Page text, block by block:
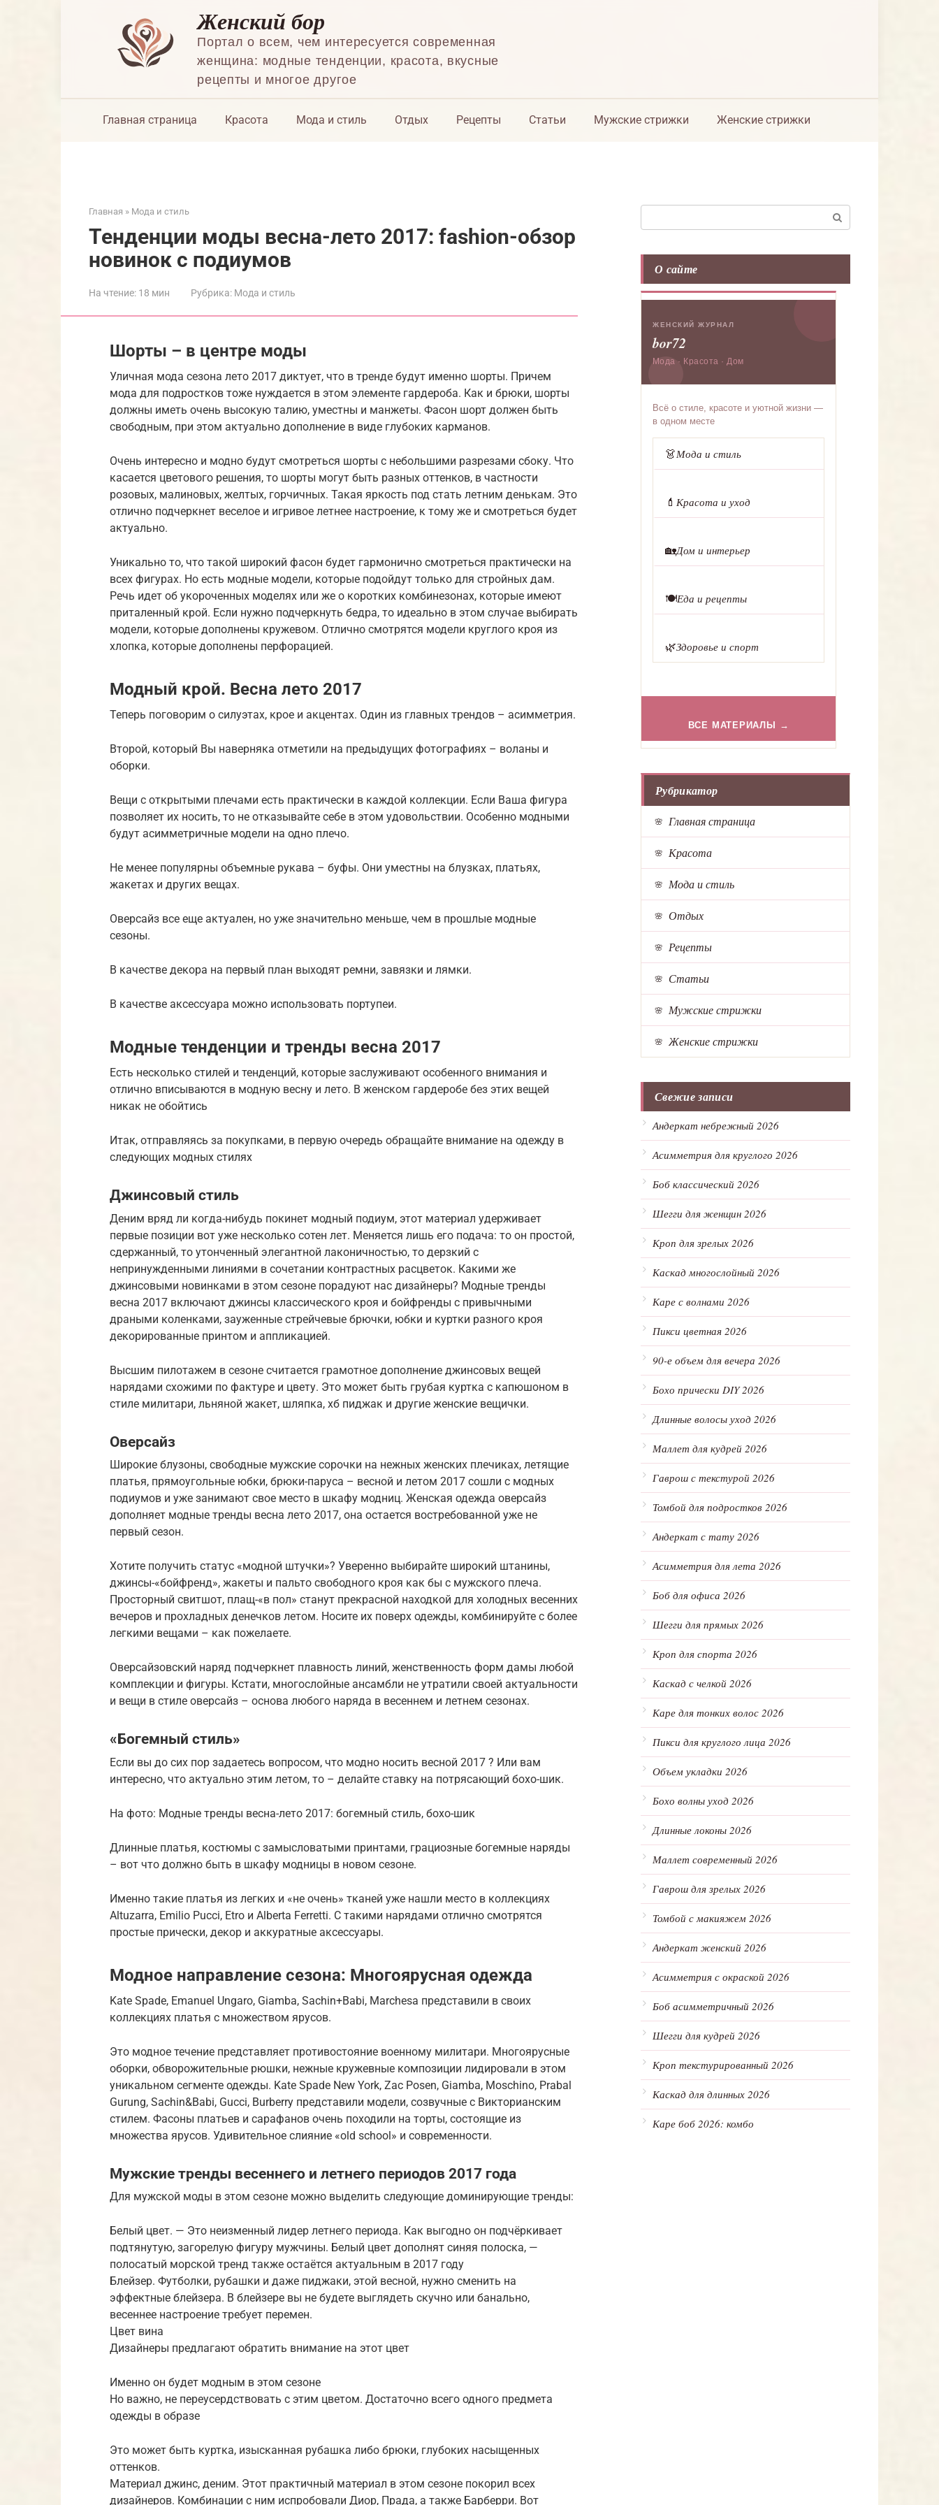
Женский бор
Портал о всем, чем интересуется современная
женщина: модные тенденции, красота, вкусные
рецепты и многое другое
Главная страница Красота Мода и стиль Отдых Рецепты Статьи Мужские стрижки Женские стрижки
Главная » Мода и стиль
Тенденции моды весна-лето 2017: fashion-обзор
новинок с подиумов
На чтение: 18 мин Рубрика: Мода и стиль
Шорты – в центре моды
Уличная мода сезона лето 2017 диктует, что в тренде будут именно шорты. Причем
мода для подростков тоже нуждается в этом элементе гардероба. Как и брюки, шорты
должны иметь очень высокую талию, уместны и манжеты. Фасон шорт должен быть
свободным, при этом актуально дополнение в виде глубоких карманов.
Очень интересно и модно будут смотреться шорты с небольшими разрезами сбоку. Что
касается цветового решения, то шорты могут быть разных оттенков, в частности
розовых, малиновых, желтых, горчичных. Такая яркость под стать летним денькам. Это
отлично подчеркнет веселое и игривое летнее настроение, к тому же и смотреться будет
актуально.
Уникально то, что такой широкий фасон будет гармонично смотреться практически на
всех фигурах. Но есть модные модели, которые подойдут только для стройных дам.
Речь идет об укороченных моделях или же о коротких комбинезонах, которые имеют
приталенный крой. Если нужно подчеркнуть бедра, то идеально в этом случае выбирать
модели, которые дополнены кружевом. Отлично смотрятся модели круглого кроя из
хлопка, которые дополнены перфорацией.
Модный крой. Весна лето 2017
Теперь поговорим о силуэтах, крое и акцентах. Один из главных трендов – асимметрия.
Второй, который Вы наверняка отметили на предыдущих фотографиях – воланы и
оборки.
Вещи с открытыми плечами есть практически в каждой коллекции. Если Ваша фигура
позволяет их носить, то не отказывайте себе в этом удовольствии. Особенно модными
будут асимметричные модели на одно плечо.
Не менее популярны объемные рукава – буфы. Они уместны на блузках, платьях,
жакетах и других вещах.
Оверсайз все еще актуален, но уже значительно меньше, чем в прошлые модные
сезоны.
В качестве декора на первый план выходят ремни, завязки и лямки.
В качестве аксессуара можно использовать портупеи.
Модные тенденции и тренды весна 2017
Есть несколько стилей и тенденций, которые заслуживают особенного внимания и
отлично вписываются в модную весну и лето. В женском гардеробе без этих вещей
никак не обойтись
Итак, отправляясь за покупками, в первую очередь обращайте внимание на одежду в
следующих модных стилях
Джинсовый стиль
Деним вряд ли когда-нибудь покинет модный подиум, этот материал удерживает
первые позиции вот уже несколько сотен лет. Меняется лишь его подача: то он простой,
сдержанный, то утонченный элегантной лаконичностью, то дерзкий с
непринужденными линиями в сочетании контрастных расцветок. Какими же
джинсовыми новинками в этом сезоне порадуют нас дизайнеры? Модные тренды
весна 2017 включают джинсы классического кроя и бойфренды с привычными
драными коленками, зауженные стрейчевые брючки, юбки и куртки разного кроя
декорированные принтом и аппликацией.
Высшим пилотажем в сезоне считается грамотное дополнение джинсовых вещей
нарядами схожими по фактуре и цвету. Это может быть грубая куртка с капюшоном в
стиле милитари, льняной жакет, шляпка, хб пиджак и другие женские вещички.
Оверсайз
Широкие блузоны, свободные мужские сорочки на нежных женских плечиках, летящие
платья, прямоугольные юбки, брюки-паруса – весной и летом 2017 сошли с модных
подиумов и уже занимают свое место в шкафу модниц. Женская одежда оверсайз
дополняет модные тренды весна лето 2017, она остается востребованной уже не
первый сезон.
Хотите получить статус «модной штучки»? Уверенно выбирайте широкий штанины,
джинсы-«бойфренд», жакеты и пальто свободного кроя как бы с мужского плеча.
Просторный свитшот, плащ-«в пол» станут прекрасной находкой для холодных весенних
вечеров и прохладных денечков летом. Носите их поверх одежды, комбинируйте с более
легкими вещами – как пожелаете.
Оверсайзовский наряд подчеркнет плавность линий, женственность форм дамы любой
комплекции и фигуры. Кстати, многослойные ансамбли не утратили своей актуальности
и вещи в стиле оверсайз – основа любого наряда в весеннем и летнем сезонах.
«Богемный стиль»
Если вы до сих пор задаетесь вопросом, что модно носить весной 2017 ? Или вам
интересно, что актуально этим летом, то – делайте ставку на потрясающий бохо-шик.
На фото: Модные тренды весна-лето 2017: богемный стиль, бохо-шик
Длинные платья, костюмы с замысловатыми принтами, грациозные богемные наряды
– вот что должно быть в шкафу модницы в новом сезоне.
Именно такие платья из легких и «не очень» тканей уже нашли место в коллекциях
Altuzarra, Emilio Pucci, Etro и Alberta Ferretti. С такими нарядами отлично смотрятся
простые прически, декор и аккуратные аксессуары.
Модное направление сезона: Многоярусная одежда
Kate Spade, Emanuel Ungaro, Giamba, Sachin+Babi, Marchesa представили в своих
коллекциях платья с множеством ярусов.
Это модное течение представляет противостояние военному милитари. Многоярусные
оборки, обворожительные рюшки, нежные кружевные композиции лидировали в этом
уникальном сегменте одежды. Kate Spade New York, Zac Posen, Giamba, Moschino, Prabal
Gurung, Sachin&Babi, Gucci, Burberry представили модели, созвучные с Викторианским
стилем. Фасоны платьев и сарафанов очень походили на торты, состоящие из
множества ярусов. Удивительное слияние «old school» и современности.
Мужские тренды весеннего и летнего периодов 2017 года
Для мужской моды в этом сезоне можно выделить следующие доминирующие тренды:
Белый цвет. — Это неизменный лидер летнего периода. Как выгодно он подчёркивает
подтянутую, загорелую фигуру мужчины. Белый цвет дополнят синяя полоска, —
полосатый морской тренд также остаётся актуальным в 2017 году
Блейзер. Футболки, рубашки и даже пиджаки, этой весной, нужно сменить на
эффектные блейзера. В блейзере вы не будете выглядеть скучно или банально,
весеннее настроение требует перемен.
Цвет вина
Дизайнеры предлагают обратить внимание на этот цвет
Именно он будет модным в этом сезоне
Но важно, не переусердствовать с этим цветом. Достаточно всего одного предмета
одежды в образе
Это может быть куртка, изысканная рубашка либо брюки, глубоких насыщенных
оттенков.
Материал джинс, деним. Этот практичный материал в этом сезоне покорил всех
дизайнеров. Комбинации с ним испробовали Диор, Прада, а также Барберри. Вот
О сайте
ЖЕНСКИЙ ЖУРНАЛ
bor72
Мода · Красота · Дом
Всё о стиле, красоте и уютной жизни —
в одном месте
👗Мода и стиль
💄 Красота и уход
🏡Дом и интерьер
🍽️Еда и рецепты
🌿Здоровье и спорт
ВСЕ МАТЕРИАЛЫ →
Рубрикатор
Главная страница
Красота
Мода и стиль
Отдых
Рецепты
Статьи
Мужские стрижки
Женские стрижки
Свежие записи
Андеркат небрежный 2026
Асимметрия для круглого 2026
Боб классический 2026
Шегги для женщин 2026
Кроп для зрелых 2026
Каскад многослойный 2026
Каре с волнами 2026
Пикси цветная 2026
90-е объем для вечера 2026
Бохо прически DIY 2026
Длинные волосы уход 2026
Маллет для кудрей 2026
Гаврош с текстурой 2026
Томбой для подростков 2026
Андеркат с тату 2026
Асимметрия для лета 2026
Боб для офиса 2026
Шегги для прямых 2026
Кроп для спорта 2026
Каскад с челкой 2026
Каре для тонких волос 2026
Пикси для круглого лица 2026
Объем укладки 2026
Бохо волны уход 2026
Длинные локоны 2026
Маллет современный 2026
Гаврош для зрелых 2026
Томбой с макияжем 2026
Андеркат женский 2026
Асимметрия с окраской 2026
Боб асимметричный 2026
Шегги для кудрей 2026
Кроп текстурированный 2026
Каскад для длинных 2026
Каре боб 2026: комбо